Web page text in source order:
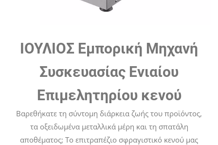
ΙΟΥΛΙΟΣ Εμπορική Μηχανή
Συσκευασίας Ενιαίου
Επιμελητηρίου κενού
Βαρεθήκατε τη σύντομη διάρκεια ζωής του προϊόντος,
τα οξειδωμένα μεταλλικά μέρη και τη σπατάλη
αποθέματος; Το επιτραπέζιο σφραγιστικό κενού μας